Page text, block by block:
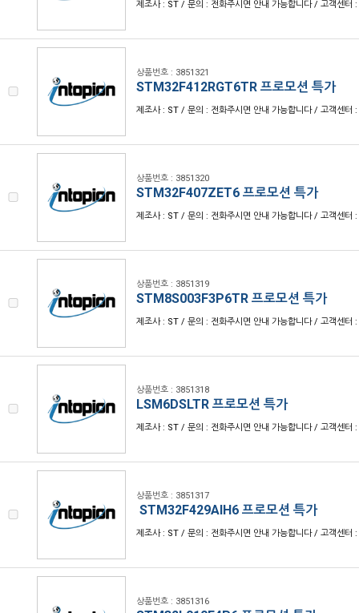
제조사 : ST / 문의 : 전화주시면 안내 가능합니다 / 고객센터
상품번호 : 3851321
STM32F412RGT6TR 프로모션 특가
제조사 : ST / 문의 : 전화주시면 안내 가능합니다 / 고객센터
상품번호 : 3851320
STM32F407ZET6 프로모션 특가
제조사 : ST / 문의 : 전화주시면 안내 가능합니다 / 고객센터
상품번호 : 3851319
STM8S003F3P6TR 프로모션 특가
제조사 : ST / 문의 : 전화주시면 안내 가능합니다 / 고객센터
상품번호 : 3851318
LSM6DSLTR 프로모션 특가
제조사 : ST / 문의 : 전화주시면 안내 가능합니다 / 고객센터
상품번호 : 3851317
STM32F429AIH6 프로모션 특가
제조사 : ST / 문의 : 전화주시면 안내 가능합니다 / 고객센터
상품번호 : 3851316